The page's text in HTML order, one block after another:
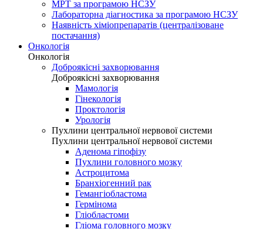
МРТ за програмою НСЗУ
Лабораторна діагностика за програмою НСЗУ
Наявність хіміопрепаратів (централізоване
постачання)
Онкологія
Онкологія
Доброякісні захворювання
Доброякісні захворювання
Мамологія
Гінекологія
Проктологія
Урологія
Пухлини центральної нервової системи
Пухлини центральної нервової системи
Аденома гіпофізу
Пухлини головного мозку
Астроцитома
Бранхіогенний рак
Гемангіобластома
Гермінома
Гліобластоми
Гліома головного мозку